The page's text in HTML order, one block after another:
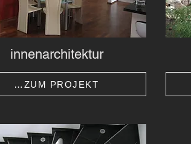
innenarchitektur
…ZUM PROJEKT